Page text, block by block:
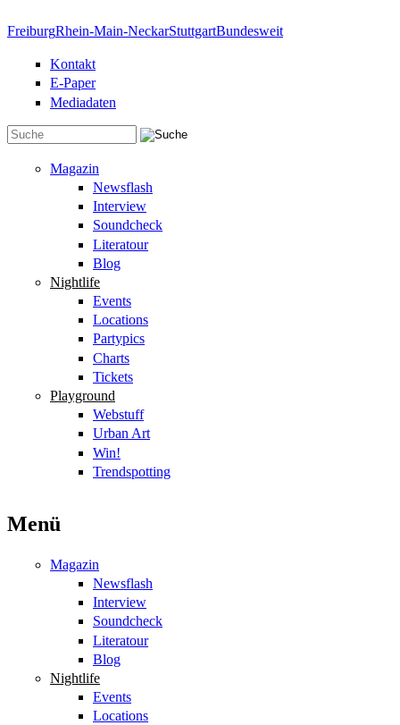
FreiburgRhein-Main-NeckarStuttgartBundesweit
Kontakt
E-Paper
Mediadaten
Magazin
Newsflash
Interview
Soundcheck
Literatour
Blog
Nightlife
Events
Locations
Partypics
Charts
Tickets
Playground
Webstuff
Urban Art
Win!
Trendspotting
Menü
Magazin
Newsflash
Interview
Soundcheck
Literatour
Blog
Nightlife
Events
Locations